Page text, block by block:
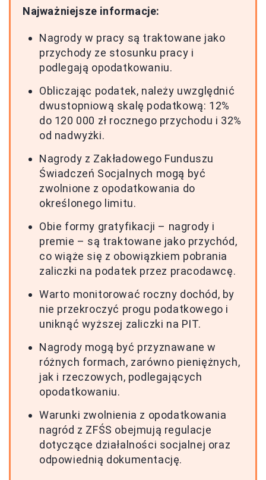
Najważniejsze informacje:
Nagrody w pracy są traktowane jako
przychody ze stosunku pracy i
podlegają opodatkowaniu.
Obliczając podatek, należy uwzględnić
dwustopniową skalę podatkową: 12%
do 120 000 zł rocznego przychodu i 32%
od nadwyżki.
Nagrody z Zakładowego Funduszu
Świadczeń Socjalnych mogą być
zwolnione z opodatkowania do
określonego limitu.
Obie formy gratyfikacji – nagrody i
premie – są traktowane jako przychód,
co wiąże się z obowiązkiem pobrania
zaliczki na podatek przez pracodawcę.
Warto monitorować roczny dochód, by
nie przekroczyć progu podatkowego i
uniknąć wyższej zaliczki na PIT.
Nagrody mogą być przyznawane w
różnych formach, zarówno pieniężnych,
jak i rzeczowych, podlegających
opodatkowaniu.
Warunki zwolnienia z opodatkowania
nagród z ZFŚS obejmują regulacje
dotyczące działalności socjalnej oraz
odpowiednią dokumentację.